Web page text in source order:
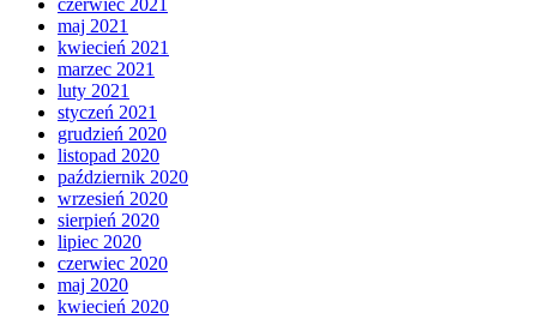
maj 2021
kwiecień 2021
marzec 2021
luty 2021
styczeń 2021
grudzień 2020
listopad 2020
październik 2020
wrzesień 2020
sierpień 2020
lipiec 2020
czerwiec 2020
maj 2020
kwiecień 2020